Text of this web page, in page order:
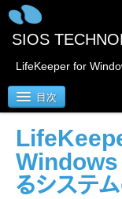
SIOS
LifeKeeper for
目次
LifeKeeper
LifeKeeper for
Windows
るシステ